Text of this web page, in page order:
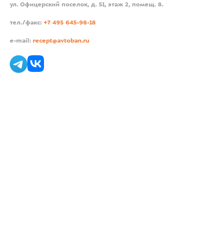
ул. Офицерский поселок, д. 51, этаж 2, помещ. 8.
тел./факс: +7 495 645-98-18
e-mail: recept@avtoban.ru